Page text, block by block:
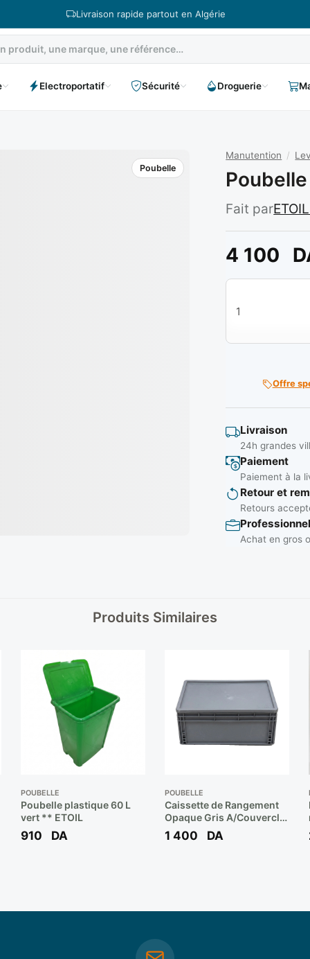
Livraison rapide partout en Algérie
Electroportatif Sécurité Droguerie
Poubelle
Manutention /
Fait par
4 100
quantité de
Offre
Livraison
24h grandes
Paiement
Paiement à la
Retour et
Retours
Achat en gros
Produits Similaires
POUBELLE
Poubelle plastique 60 L
vert ** ETOIL
910 DA
POUBELLE
Caissette de Rangement
Opaque Gris A/Couvercle
**
1 400 DA